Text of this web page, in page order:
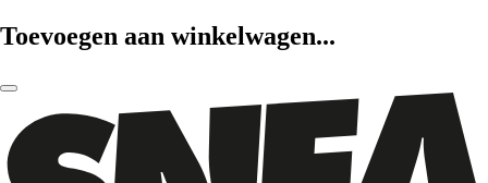
Toevoegen aan winkelwagen...